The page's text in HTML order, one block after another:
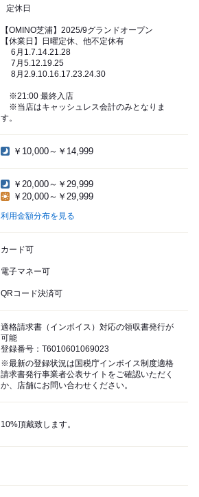
定休日
【OMINO芝浦】2025/9グランドオープン
【休業日】日曜定休、他不定休有
6月1.7.14.21.28
7月5.12.19.25
8月2.9.10.16.17.23.24.30
※21:00 最終入店
※当店はキャッシュレス会計のみとなりま
す。
￥10,000～￥14,999
￥20,000～￥29,999
￥20,000～￥29,999
利用金額分布を見る
カード可
電子マネー可
QRコード決済可
適格請求書（インボイス）対応の領収書発行が
可能
登録番号：T6010601069023
※最新の登録状況は国税庁インボイス制度適格
請求書発行事業者公表サイトをご確認いただく
か、店舗にお問い合わせください。
10%頂戴致します。